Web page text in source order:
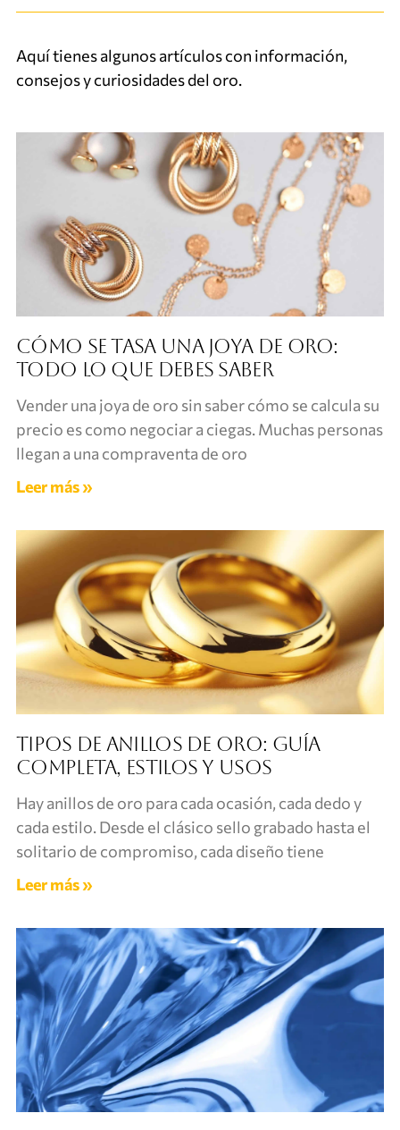
Aquí tienes algunos artículos con información,
consejos y curiosidades del oro.
Cómo se tasa una joya de oro:
todo lo que debes saber
Vender una joya de oro sin saber cómo se calcula su
precio es como negociar a ciegas. Muchas personas
llegan a una compraventa de oro
Leer más »
Tipos de anillos de oro: guía
completa, estilos y usos
Hay anillos de oro para cada ocasión, cada dedo y
cada estilo. Desde el clásico sello grabado hasta el
solitario de compromiso, cada diseño tiene
Leer más »